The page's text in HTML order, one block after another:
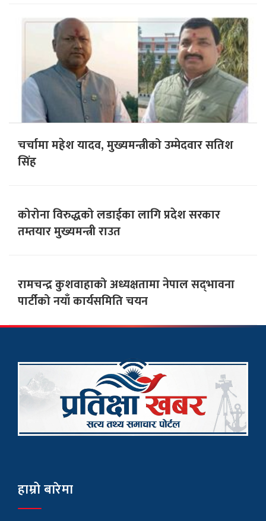
चर्चामा महेश यादव, मुख्यमन्त्रीको उम्मेदवार सतिश
सिंह
कोरोना विरुद्धको लडाईका लागि प्रदेश सरकार
तम्तयार मुख्यमन्त्री राउत
रामचन्द्र कुशवाहाको अध्यक्षतामा नेपाल सद्‌भावना
पार्टीको नयाँ कार्यसमिति चयन
हाम्रो बारेमा